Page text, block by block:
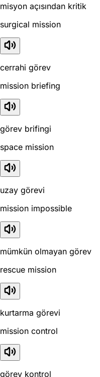
misyon açısından kritik
surgical mission
cerrahi görev
mission briefing
görev brifingi
space mission
uzay görevi
mission impossible
mümkün olmayan görev
rescue mission
kurtarma görevi
mission control
görev kontrol